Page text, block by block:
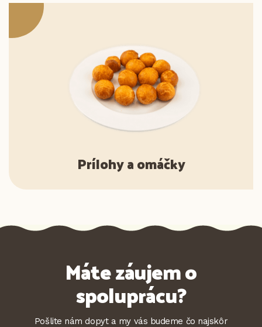
Prílohy a omáčky
Máte záujem o
spoluprácu?
Pošlite nám dopyt a my vás budeme čo najskôr